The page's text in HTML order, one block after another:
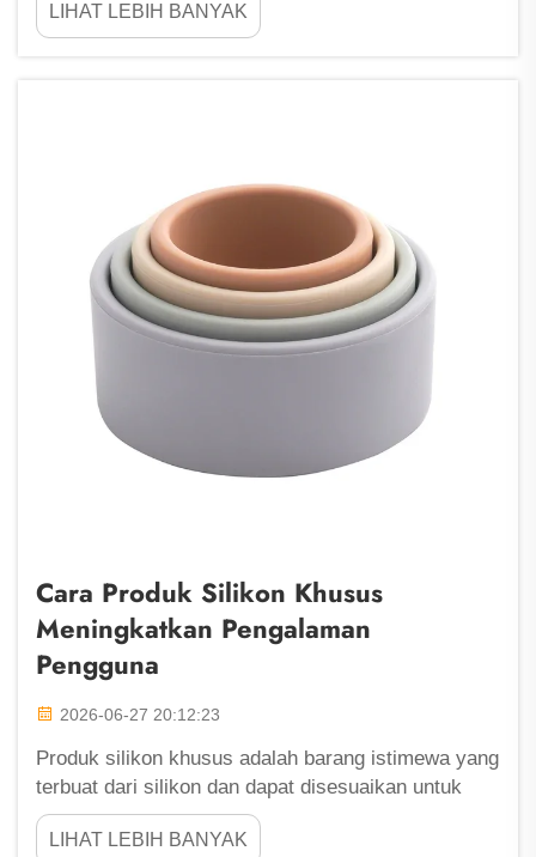
memperlihatkan gaya dan pesan suatu merek. Di
Fu Zhou ShengLeaf, kami berfokus pada
LIHAT LEBIH BANYAK
Cara Produk Silikon Khusus
Meningkatkan Pengalaman
Pengguna
2026-06-27 20:12:23
Produk silikon khusus adalah barang istimewa yang
terbuat dari silikon dan dapat disesuaikan untuk
memenuhi berbagai kebutuhan. Produk ini
digunakan dalam berbagai cara, mulai dari
LIHAT LEBIH BANYAK